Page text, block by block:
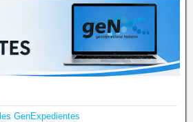
GenExpedientes